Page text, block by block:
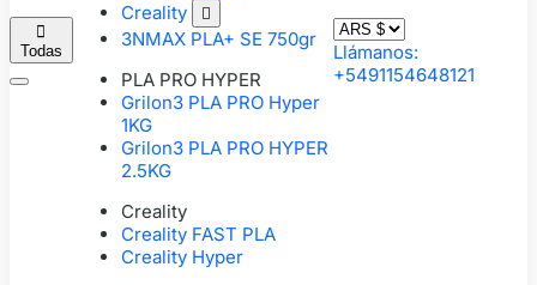

Todas
Creality

3NMAX PLA+ SE 750gr
PLA PRO HYPER
Grilon3 PLA PRO Hyper
1KG
Grilon3 PLA PRO HYPER
2.5KG
Creality
Creality FAST PLA
Creality Hyper
Llámanos:
+5491154648121